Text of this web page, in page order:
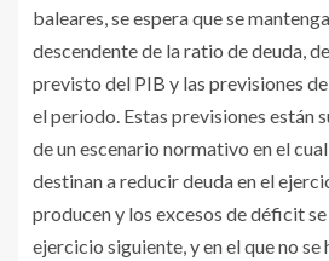
baleares, se espera que se
descendente de la ratio de deuda,
previsto del PIB y las previsiones
el periodo. Estas previsiones están
de un escenario normativo en el
destinan a reducir deuda en el
producen y los excesos de déficit
ejercicio siguiente, y en el que no